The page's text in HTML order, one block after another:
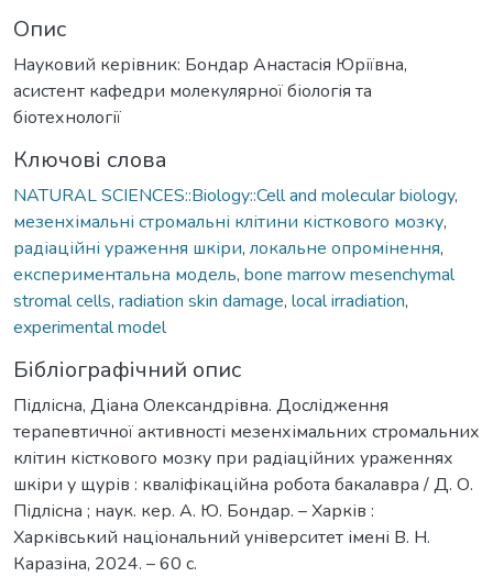
Опис
Науковий керівник: Бондар Анастасія Юріївна,
асистент кафедри молекулярної біологія та
біотехнології
Ключові слова
NATURAL SCIENCES::Biology::Cell and molecular biology,
мезенхімальні стромальні клітини кісткового мозку,
радіаційні ураження шкіри, локальне опромінення,
експериментальна модель, bone marrow mesenchymal
stromal cells, radiation skin damage, local irradiation,
experimental model
Бібліографічний опис
Підлісна, Діана Олександрівна. Дослідження
терапевтичної активності мезенхімальних стромальних
клітин кісткового мозку при радіаційних ураженнях
шкіри у щурів : кваліфікаційна робота бакалавра / Д. О.
Підлісна ; наук. кер. А. Ю. Бондар. – Харків :
Харківський національний університет імені В. Н.
Каразіна, 2024. – 60 с.